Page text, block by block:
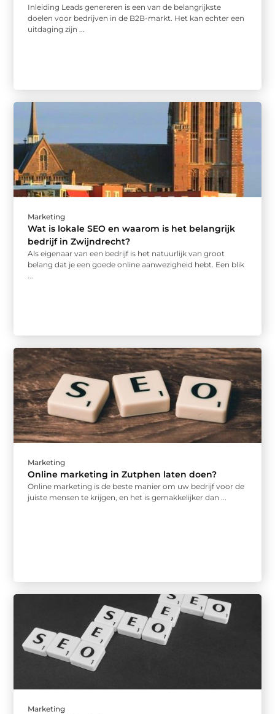
Inleiding Leads genereren is een van de belangrijkste
doelen voor bedrijven in de B2B-markt. Het kan echter een
uitdaging zijn ...
Marketing
Wat is lokale SEO en waarom is het belangrijk
bedrijf in Zwijndrecht?
Als eigenaar van een bedrijf is het natuurlijk van groot
belang dat je een goede online aanwezigheid hebt. Een blik
Marketing
Online marketing in Zutphen laten doen?
Online marketing is de beste manier om uw bedrijf voor de
juiste mensen te krijgen, en het is gemakkelijker dan ...
Marketing